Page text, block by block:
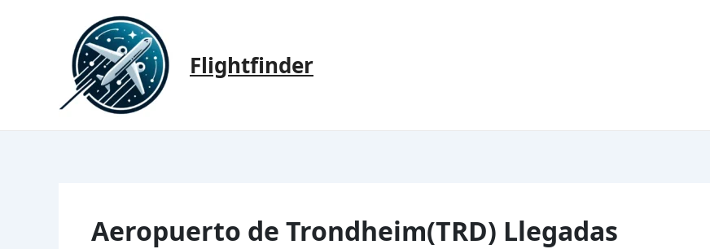
Flightfinder
Aeropuerto de Trondheim(TRD) Llegadas